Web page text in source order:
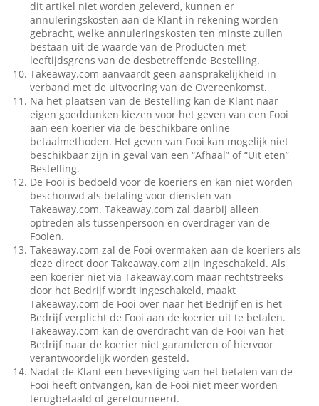
dit artikel niet worden geleverd, kunnen er
annuleringskosten aan de Klant in rekening worden
gebracht, welke annuleringskosten ten minste zullen
bestaan uit de waarde van de Producten met
leeftijdsgrens van de desbetreffende Bestelling.
Takeaway.com aanvaardt geen aansprakelijkheid in
verband met de uitvoering van de Overeenkomst.
Na het plaatsen van de Bestelling kan de Klant naar
eigen goeddunken kiezen voor het geven van een Fooi
aan een koerier via de beschikbare online
betaalmethoden. Het geven van Fooi kan mogelijk niet
beschikbaar zijn in geval van een “Afhaal” of “Uit eten”
Bestelling.
De Fooi is bedoeld voor de koeriers en kan niet worden
beschouwd als betaling voor diensten van
Takeaway.com. Takeaway.com zal daarbij alleen
optreden als tussenpersoon en overdrager van de
Fooien.
Takeaway.com zal de Fooi overmaken aan de koeriers als
deze direct door Takeaway.com zijn ingeschakeld. Als
een koerier niet via Takeaway.com maar rechtstreeks
door het Bedrijf wordt ingeschakeld, maakt
Takeaway.com de Fooi over naar het Bedrijf en is het
Bedrijf verplicht de Fooi aan de koerier uit te betalen.
Takeaway.com kan de overdracht van de Fooi van het
Bedrijf naar de koerier niet garanderen of hiervoor
verantwoordelijk worden gesteld.
Nadat de Klant een bevestiging van het betalen van de
Fooi heeft ontvangen, kan de Fooi niet meer worden
terugbetaald of geretourneerd.